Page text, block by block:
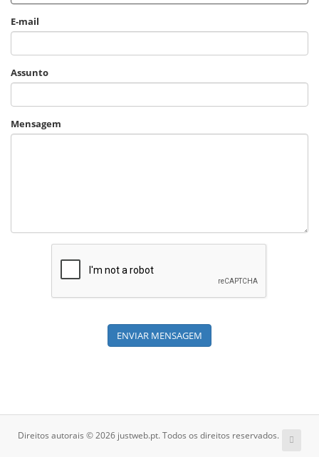
e
a
ã
E-mail
Assunto
Mensagem
ENVIAR MENSAGEM
Direitos autorais © 2026 justweb.pt. Todos os direitos reservados.